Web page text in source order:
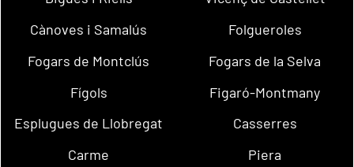
Cànoves i Samalús
Folgueroles
Fogars de Montclús
Fogars de la Selva
Fígols
Figaró-Montmany
Esplugues de Llobregat
Casserres
Carme
Piera